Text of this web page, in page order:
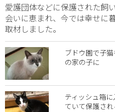
愛護団体などに保護された飼
会いに恵まれ、今では幸せに
取材しました。
ブドウ園で子
の家の子に
ティッシュ箱
ていて保護され